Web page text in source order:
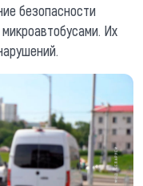
безопасности
Их